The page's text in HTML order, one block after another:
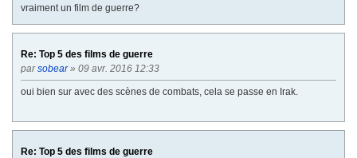
vraiment un film de guerre?
Re: Top 5 des films de guerre
parsobear» 09 avr. 2016 12:33
oui bien sur avec des scènes de combats, cela se passe en Irak.
Re: Top 5 des films de guerre